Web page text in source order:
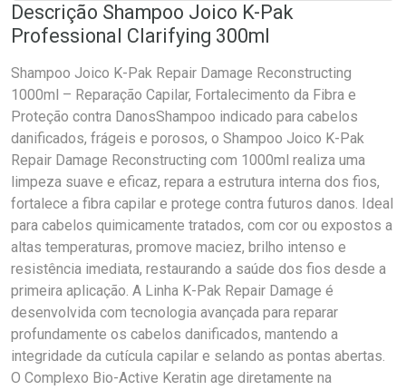
Descrição Shampoo Joico K-Pak
Professional Clarifying 300ml
Shampoo Joico K-Pak Repair Damage Reconstructing
1000ml – Reparação Capilar, Fortalecimento da Fibra e
Proteção contra DanosShampoo indicado para cabelos
danificados, frágeis e porosos, o Shampoo Joico K-Pak
Repair Damage Reconstructing com 1000ml realiza uma
limpeza suave e eficaz, repara a estrutura interna dos fios,
fortalece a fibra capilar e protege contra futuros danos. Ideal
para cabelos quimicamente tratados, com cor ou expostos a
altas temperaturas, promove maciez, brilho intenso e
resistência imediata, restaurando a saúde dos fios desde a
primeira aplicação. A Linha K-Pak Repair Damage é
desenvolvida com tecnologia avançada para reparar
profundamente os cabelos danificados, mantendo a
integridade da cutícula capilar e selando as pontas abertas.
O Complexo Bio-Active Keratin age diretamente na